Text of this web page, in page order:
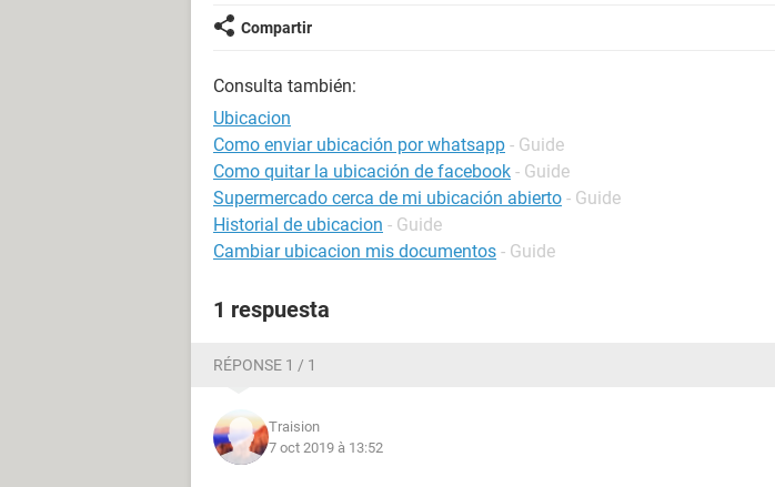
Compartir
Consulta también:
Ubicacion
Como enviar ubicación por whatsapp - Guide
Como quitar la ubicación de facebook - Guide
Supermercado cerca de mi ubicación abierto - Guide
Historial de ubicacion - Guide
Cambiar ubicacion mis documentos - Guide
1 respuesta
RÉPONSE 1 / 1
Traision
7 oct 2019 à 13:52